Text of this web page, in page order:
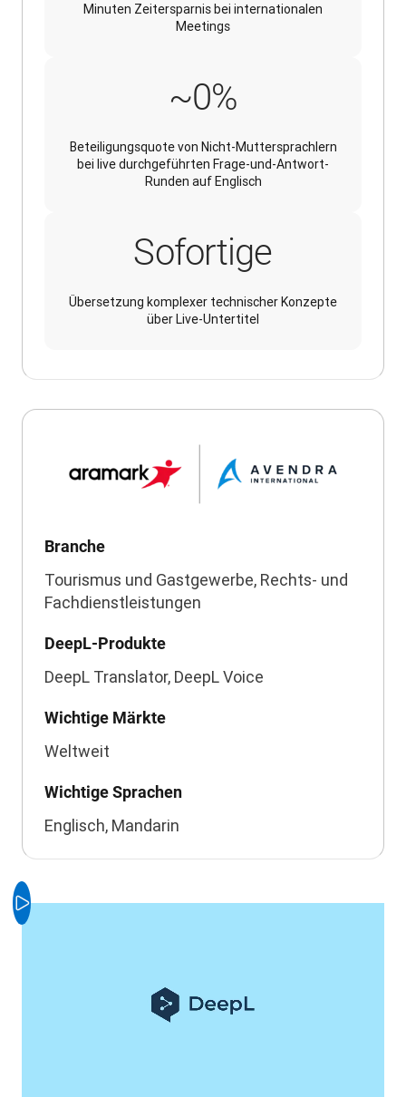
Minuten Zeitersparnis bei internationalen
Meetings
~0%
Beteiligungsquote von Nicht-Muttersprachlern
bei live durchgeführten Frage-und-Antwort-
Runden auf Englisch
Sofortige
Übersetzung komplexer technischer Konzepte
über Live-Untertitel
Branche
Tourismus und Gastgewerbe, Rechts- und
Fachdienstleistungen
DeepL-Produkte
DeepL Translator, DeepL Voice
Wichtige Märkte
Weltweit
Wichtige Sprachen
Englisch, Mandarin